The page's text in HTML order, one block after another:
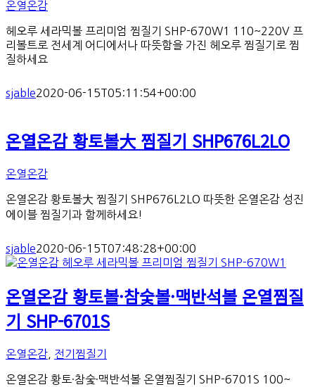
온열온감
헤오루 세라믹볼 프리미엄 찜질기 SHP-670W1 110~220V 프
리볼트로 전세계 어디에서나 따뜻함을 가진 헤오루 찜질기로 찜
질하세요
sjable2020-06-15T05:11:54+00:00
온열온감 황토볼大 찜질기 SHP676L2LO
온열온감
온열온감 황토볼大 찜질기 SHP676L2LO 따뜻한 온열온감 성진
에이블 찜질기과 함께하세요!
sjable2020-06-15T07:48:28+00:00
온열온감 황토볼·참숯볼·맥반석볼 온열찜질
기 SHP-6701S
온열온감 전기찜질기
온열온감 황토·참숯·맥반석볼 온열찜질기 SHP-6701S 100~